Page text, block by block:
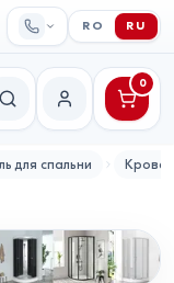
RO RU
Поиск Мой аккаунт
0
для спальни